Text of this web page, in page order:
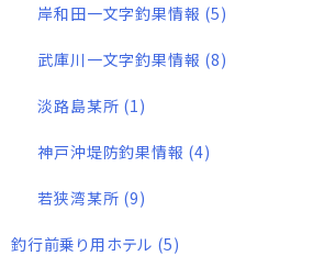
岸和田一文字釣果情報 (5)
武庫川一文字釣果情報 (8)
淡路島某所 (1)
神戸沖堤防釣果情報 (4)
若狭湾某所 (9)
釣行前乗り用ホテル (5)